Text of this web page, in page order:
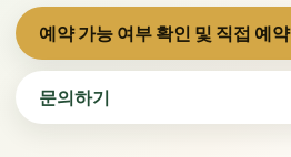
예약 가능 여부 확인 및 직접 예약
문의하기